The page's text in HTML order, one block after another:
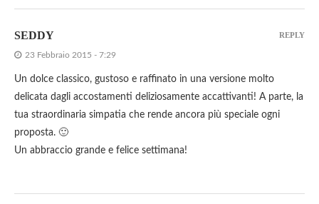
SEDDY
23 Febbraio 2015 - 7:29
Un dolce classico, gustoso e raffinato in una versione molto
delicata dagli accostamenti deliziosamente accattivanti! A parte, la
tua straordinaria simpatia che rende ancora più speciale ogni
proposta. 🙂
Un abbraccio grande e felice settimana!
REPLY